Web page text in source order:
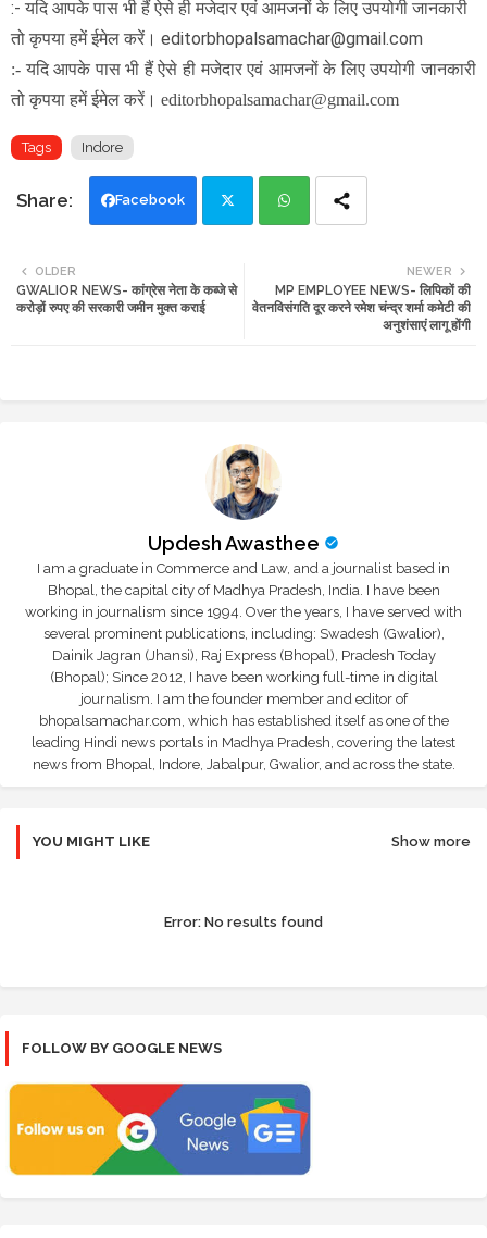
:- यदि आपके पास भी हैं ऐसे ही मजेदार एवं आमजनों के लिए उपयोगी जानकारी
तो कृपया हमें ईमेल करें। editorbhopalsamachar@gmail.com
:- यदि आपके पास भी हैं ऐसे ही मजेदार एवं आमजनों के लिए उपयोगी जानकारी
तो कृपया हमें ईमेल करें। editorbhopalsamachar@gmail.com
Tags Indore
Facebook
tte ats
NEWER
MP EMPLOYEE NEWS- लिपिकों की
वेतनविसंगति दूर करने रमेश चंन्द्र शर्मा कमेटी की
अनुशंसाएं लागू होंगी
OLDER
GWALIOR NEWS- कांग्रेस नेता के कब्जे से
करोड़ों रुपए की सरकारी जमीन मुक्त कराई
Updesh Awasthee
I am a graduate in Commerce and Law, and a journalist based in
Bhopal, the capital city of Madhya Pradesh, India. I have been
working in journalism since 1994. Over the years, I have served with
several prominent publications, including: Swadesh (Gwalior),
Dainik Jagran (Jhansi), Raj Express (Bhopal), Pradesh Today
(Bhopal); Since 2012, I have been working full-time in digital
journalism. I am the founder member and editor of
bhopalsamachar.com, which has established itself as one of the
leading Hindi news portals in Madhya Pradesh, covering the latest
news from Bhopal, Indore, Jabalpur, Gwalior, and across the state.
YOU MIGHT LIKE Show more
Error: No results found
FOLLOW BY GOOGLE NEWS